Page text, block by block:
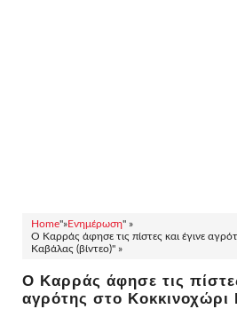
Home"»Ενημέρωση" »
Ο Καρράς άφησε τις πίστες και έγινε
Καβάλας (βίντεο)" »
Ο Καρράς άφησε τις
αγρότης στο Κοκκινοχώρι